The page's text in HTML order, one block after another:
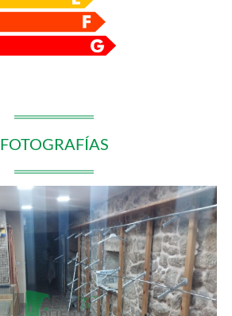
FOTOGRAFÍAS